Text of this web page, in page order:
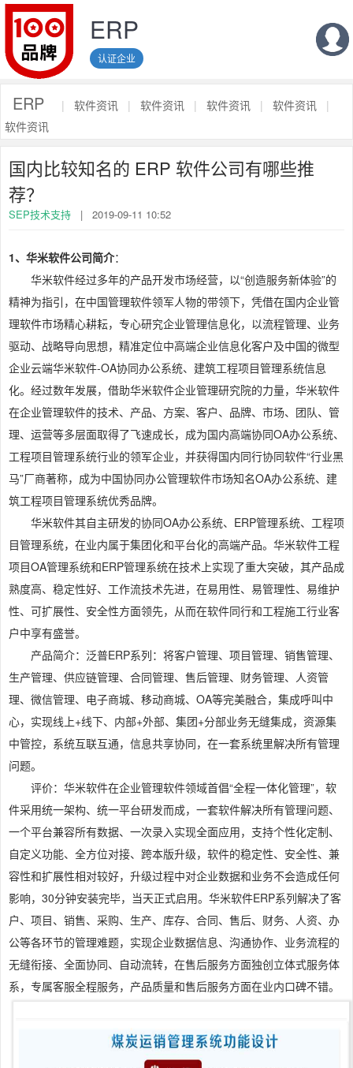
ERP
认证企业
ERP | 软件资讯 | 软件资讯 | 软件资讯 | 软件资讯
|
软件资讯
国内比较知名的 ERP 软件公司有哪些推
荐？
SEP技术支持 | 2019-09-11 10:52
1、华米软件公司简介：
华米软件经过多年的产品开发市场经营，以“创造服务新体验”的
精神为指引，在中国管理软件领军人物的带领下，凭借在国内企业管
理软件市场精心耕耘，专心研究企业管理信息化，以流程管理、业务
驱动、战略导向思想，精准定位中高端企业信息化客户及中国的微型
企业云端华米软件-OA协同办公系统、建筑工程项目管理系统信息
化。经过数年发展，借助华米软件企业管理研究院的力量，华米软件
在企业管理软件的技术、产品、方案、客户、品牌、市场、团队、管
理、运营等多层面取得了飞速成长，成为国内高端协同OA办公系统、
工程项目管理系统行业的领军企业，并获得国内同行协同软件“行业黑
马”厂商著称，成为中国协同办公管理软件市场知名OA办公系统、建
筑工程项目管理系统优秀品牌。
华米软件其自主研发的协同OA办公系统、ERP管理系统、工程项
目管理系统，在业内属于集团化和平台化的高端产品。华米软件工程
项目OA管理系统和ERP管理系统在技术上实现了重大突破，其产品成
熟度高、稳定性好、工作流技术先进，在易用性、易管理性、易维护
性、可扩展性、安全性方面领先，从而在软件同行和工程施工行业客
户中享有盛誉。
产品简介：泛普ERP系列：将客户管理、项目管理、销售管理、
生产管理、供应链管理、合同管理、售后管理、财务管理、人资管
理、微信管理、电子商城、移动商城、OA等完美融合，集成呼叫中
心，实现线上+线下、内部+外部、集团+分部业务无缝集成，资源集
中管控，系统互联互通，信息共享协同，在一套系统里解决所有管理
问题。
评价：华米软件在企业管理软件领域首倡“全程一体化管理”，软
件采用统一架构、统一平台研发而成，一套软件解决所有管理问题、
一个平台兼容所有数据、一次录入实现全面应用，支持个性化定制、
自定义功能、全方位对接、跨本版升级，软件的稳定性、安全性、兼
容性和扩展性相对较好，升级过程中对企业数据和业务不会造成任何
影响，30分钟安装完毕，当天正式启用。华米软件ERP系列解决了客
户、项目、销售、采购、生产、库存、合同、售后、财务、人资、办
公等各环节的管理难题，实现企业数据信息、沟通协作、业务流程的
无缝衔接、全面协同、自动流转，在售后服务方面独创立体式服务体
系，专属客服全程服务，产品质量和售后服务方面在业内口碑不错。